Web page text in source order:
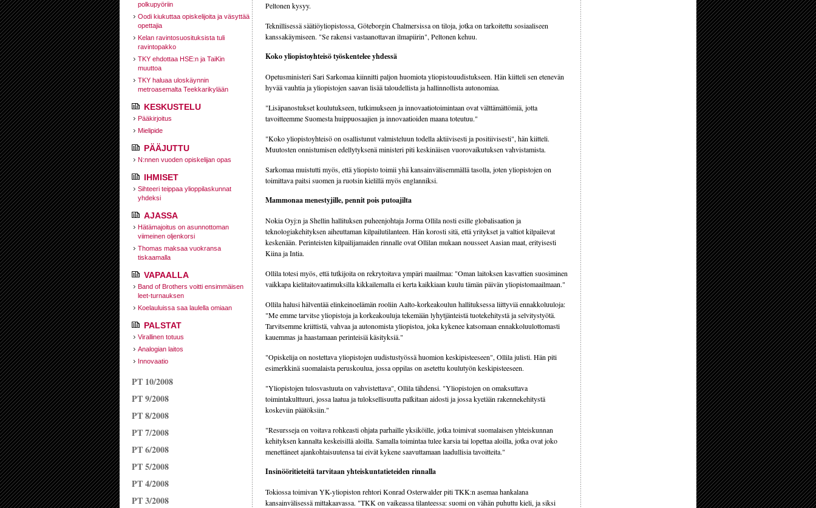
polkupyöriin
Oodi kiukuttaa opiskelijoita ja väsyttää
opettajia
Kelan ravintosuosituksista tuli
ravintopakko
TKY ehdottaa HSE:n ja TaiKin
muuttoa
TKY haluaa uloskäynnin
metroasemalta Teekkarikylään
KESKUSTELU
Pääkirjoitus
Mielipide
PÄÄJUTTU
N:nnen vuoden opiskelijan opas
IHMISET
Sihteeri teippaa ylioppilaskunnat
yhdeksi
AJASSA
Hätämajoitus on asunnottoman
viimeinen oljenkorsi
Thomas maksaa vuokransa
tiskaamalla
VAPAALLA
Band of Brothers voitti ensimmäisen
leet-turnauksen
Koelauluissa saa laulella omiaan
PALSTAT
Virallinen totuus
Analogian laitos
Innovaatio
PT 10/2008
PT 9/2008
PT 8/2008
PT 7/2008
PT 6/2008
PT 5/2008
PT 4/2008
PT 3/2008
Peltonen kysyy.
Teknillisessä säätiöyliopistossa, Göteborgin Chalmersissa on tiloja, jotka on tarkoitettu sosiaaliseen
kanssakäymiseen. "Se rakensi vastaanottavan ilmapiirin", Peltonen kehuu.
Koko yliopistoyhteisö työskentelee yhdessä
Opetusministeri Sari Sarkomaa kiinnitti paljon huomiota yliopistouudistukseen. Hän kiitteli sen etenevän
hyvää vauhtia ja yliopistojen saavan lisää taloudellista ja hallinnollista autonomiaa.
"Lisäpanostukset koulutukseen, tutkimukseen ja innovaatiotoimintaan ovat välttämättömiä, jotta
tavoitteemme Suomesta huippuosaajien ja innovaatioiden maana toteutuu."
"Koko yliopistoyhteisö on osallistunut valmisteluun todella aktiivisesti ja positiivisesti", hän kiitteli.
Muutosten onnistumisen edellytyksenä ministeri piti keskinäisen vuorovaikutuksen vahvistamista.
Sarkomaa muistutti myös, että yliopisto toimii yhä kansainvälisemmällä tasolla, joten yliopistojen on
toimittava paitsi suomen ja ruotsin kielillä myös englanniksi.
Mammonaa menestyjille, pennit pois putoajilta
Nokia Oyj:n ja Shellin hallituksen puheenjohtaja Jorma Ollila nosti esille globalisaation ja
teknologiakehityksen aiheuttaman kilpailutilanteen. Hän korosti sitä, että yritykset ja valtiot kilpailevat
keskenään. Perinteisten kilpailijamaiden rinnalle ovat Ollilan mukaan nousseet Aasian maat, erityisesti
Kiina ja Intia.
Ollila totesi myös, että tutkijoita on rekrytoitava ympäri maailmaa: "Oman laitoksen kasvattien suosiminen
vaikkapa kielitaitovaatimuksilla kikkailemalla ei kerta kaikkiaan kuulu tämän päivän yliopistomaailmaan."
Ollila halusi hälventää elinkeinoelämän rooliin Aalto-korkeakoulun hallituksessa liittyviä ennakkoluuloja:
"Me emme tarvitse yliopistoja ja korkeakouluja tekemään lyhytjänteistä tuotekehitystä ja selvitystyötä.
Tarvitsemme kriittistä, vahvaa ja autonomista yliopistoa, joka kykenee katsomaan ennakkoluulottomasti
kauemmas ja haastamaan perinteisiä käsityksiä."
"Opiskelija on nostettava yliopistojen uudistustyössä huomion keskipisteeseen", Ollila julisti. Hän piti
esimerkkinä suomalaista peruskoulua, jossa oppilas on asetettu koulutyön keskipisteeseen.
"Yliopistojen tulosvastuuta on vahvistettava", Ollila tähdensi. "Yliopistojen on omaksuttava
toimintakulttuuri, jossa laatua ja tuloksellisuutta palkitaan aidosti ja jossa kyetään rakennekehitystä
koskeviin päätöksiin."
"Resursseja on voitava rohkeasti ohjata parhaille yksiköille, jotka toimivat suomalaisen yhteiskunnan
kehityksen kannalta keskeisillä aloilla. Samalla toimintaa tulee karsia tai lopettaa aloilla, jotka ovat joko
menettäneet ajankohtaisuutensa tai eivät kykene saavuttamaan laadullisia tavoitteita."
Insinööritieteitä tarvitaan yhteiskuntatieteiden rinnalla
Tokiossa toimivan YK-yliopiston rehtori Konrad Osterwalder piti TKK:n asemaa hankalana
kansainvälisessä mittakaavassa. "TKK on vaikeassa tilanteessa: suomi on vähän puhuttu kieli, ja siksi